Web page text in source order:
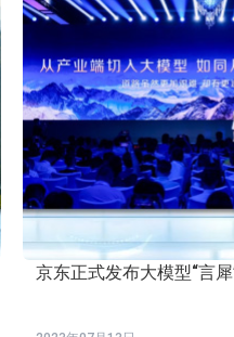
京东正式发布大模型“言犀